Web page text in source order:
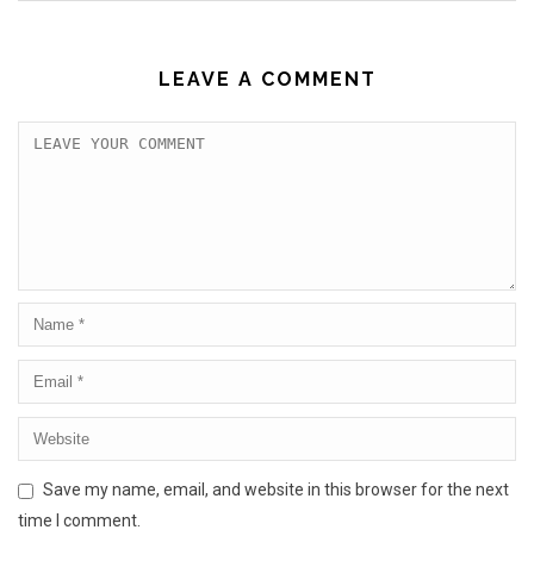
LEAVE A COMMENT
Save my name, email, and website in this browser for the next
time I comment.